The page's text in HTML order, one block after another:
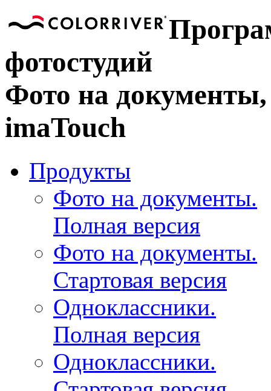
фотостудий
Фото на
imaTouch
Продукты
Фото на документы.
Полная версия
Фото на документы.
Стартовая версия
Одноклассники.
Полная версия
Одноклассники.